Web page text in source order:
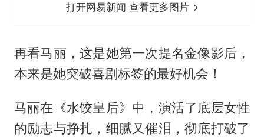
打开网易新闻 查看更多图片
再看马丽，这是她第一次提名金像影后，
本来是她突破喜剧标签的最好机会！
马丽在《水饺皇后》中，演活了底层女性
的励志与挣扎，细腻又催泪，彻底打破了